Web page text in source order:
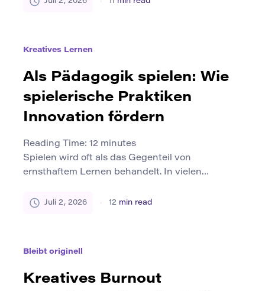
Zugang zu Publishing-Plattformen an den Rand
gedrängt. Diese Geschichten können aus kleinen
Gemeinden, […]
Kreatives Lernen
Als Pädagogik spielen: Wie
spielerische Praktiken
Innovation fördern
Reading Time: 12 minutes
Spielen wird oft als das Gegenteil von
ernsthaftem Lernen behandelt. In vielen
Spielen als Studienbrecher und nicht als
kreative Problemlösungen zu entwickeln. Wenn
es gut gestaltet ist, wird die spielerische Übung
zu einer kraftvollen […]
Juli 2, 2026 12 min read
Bleibt originell
Kreatives Burnout